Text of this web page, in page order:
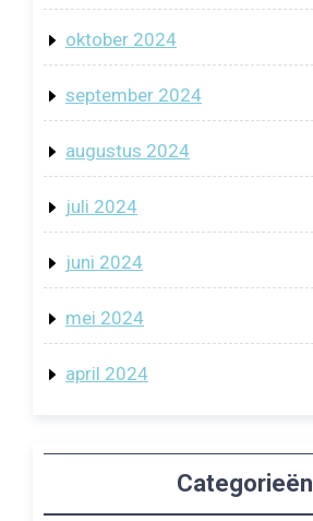
oktober 2024
september 2024
augustus 2024
juli 2024
juni 2024
mei 2024
april 2024
Categorieën